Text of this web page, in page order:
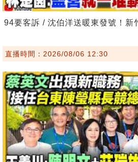
94要客訴 / 沈伯洋送暖東發號！新
直播時間：2026/08/06 12:30